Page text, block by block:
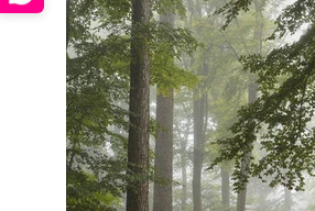
t
i
e